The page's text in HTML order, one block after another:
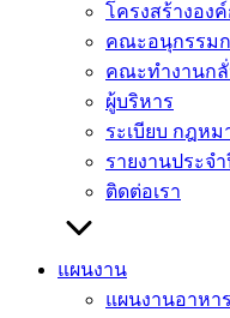
โครงสร้างอง
คณะอนุกรรม
คณะทำงานก
ผู้บริหาร
ระเบียบ กฎหม
รายงานประจำ
ติดต่อเรา
แผนงาน
แผนงานอาหา